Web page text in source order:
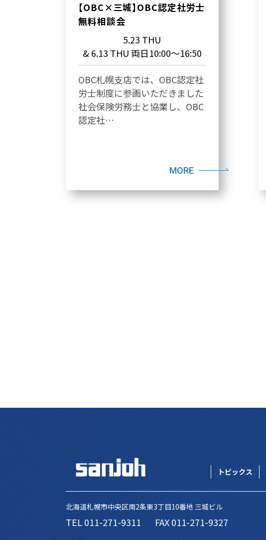
【OBC×三城】OBC認定社労士
無料相談会
5.23 THU
& 6.13 THU 両日10:00～16:50
OBC札幌支店では、OBC認定社
労士制度に参画いただきました
社会保険労務士と協業し、OBC
認定社…
MORE
北海道札幌市中央区南2条東3丁目10番地 三城ビル
TEL 011-271-9311 FAX 011-271-9327
トピックス